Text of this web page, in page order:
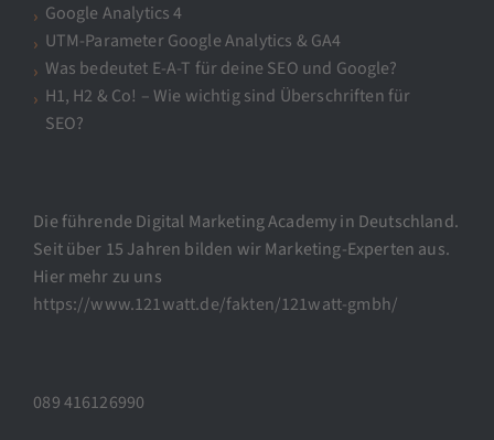
Google Analytics 4
UTM-Parameter Google Analytics & GA4
Was bedeutet E-A-T für deine SEO und Google?
H1, H2 & Co! – Wie wichtig sind Überschriften für
SEO?
Die führende Digital Marketing Academy in Deutschland.
Seit über 15 Jahren bilden wir Marketing-Experten aus.
Hier mehr zu uns
https://www.121watt.de/fakten/121watt-gmbh/
089 416126990